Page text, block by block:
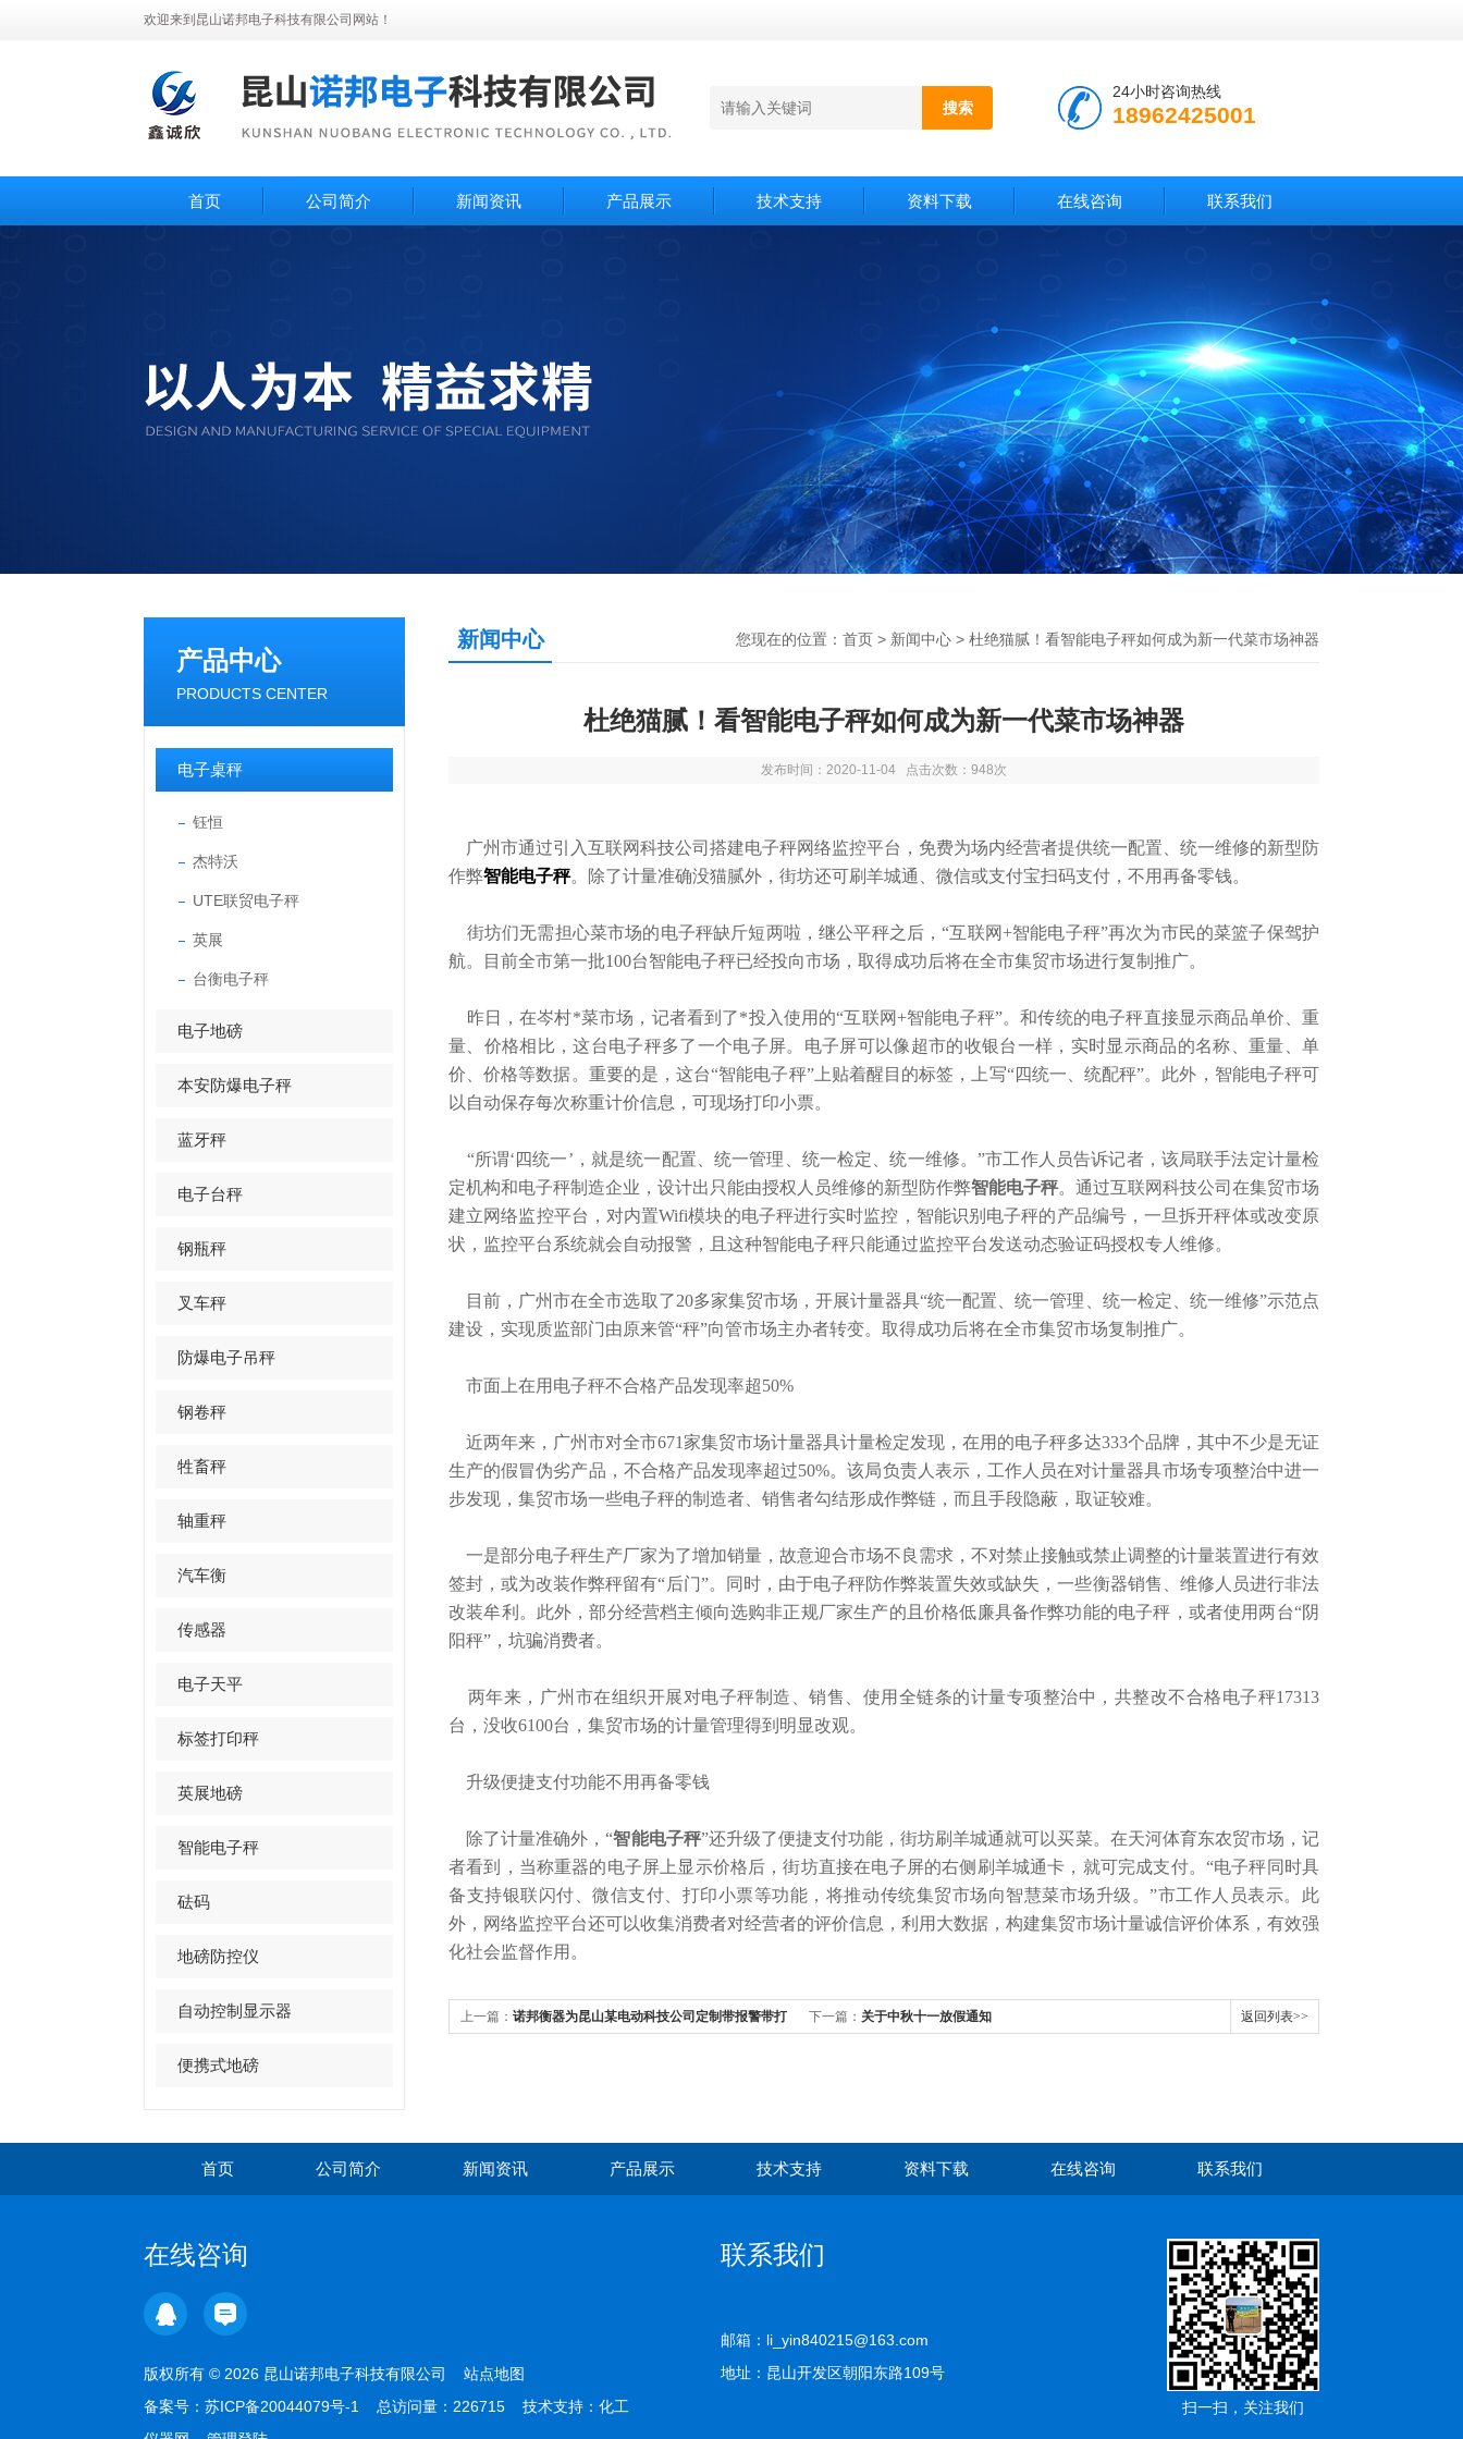
欢迎来到昆山诺邦电子科技有限公司网站！
24小时咨询热线
18962425001
首页 公司简介 新闻资讯 产品展示 技术支持 资料下载 在线咨询 联系我们
产品中心
PRODUCTS CENTER
电子桌秤
钰恒
杰特沃
UTE联贸电子秤
英展
台衡电子秤
电子地磅
本安防爆电子秤
蓝牙秤
电子台秤
钢瓶秤
叉车秤
防爆电子吊秤
钢卷秤
牲畜秤
轴重秤
汽车衡
传感器
电子天平
标签打印秤
英展地磅
智能电子秤
砝码
地磅防控仪
自动控制显示器
便携式地磅
新闻中心 您现在的位置： 首页 > 新闻中心 > 杜绝猫腻！看智能电子秤如何成为新一代菜市场神器
杜绝猫腻！看智能电子秤如何成为新一代菜市场神器
发布时间：2020-11-04 点击次数：948次
广州市通过引入互联网科技公司搭建电子秤网络监控平台，免费为场内经营者提供统一配置、统一维修的新型防
作弊智能电子秤。除了计量准确没猫腻外，街坊还可刷羊城通、微信或支付宝扫码支付，不用再备零钱。
街坊们无需担心菜市场的电子秤缺斤短两啦，继公平秤之后，“互联网+智能电子秤”再次为市民的菜篮子保驾护
航。目前全市第一批100台智能电子秤已经投向市场，取得成功后将在全市集贸市场进行复制推广。
昨日，在岑村*菜市场，记者看到了*投入使用的“互联网+智能电子秤”。和传统的电子秤直接显示商品单价、重
量、价格相比，这台电子秤多了一个电子屏。电子屏可以像超市的收银台一样，实时显示商品的名称、重量、单
价、价格等数据。重要的是，这台“智能电子秤”上贴着醒目的标签，上写“四统一、统配秤”。此外，智能电子秤可
以自动保存每次称重计价信息，可现场打印小票。
“所谓‘四统一’，就是统一配置、统一管理、统一检定、统一维修。”市工作人员告诉记者，该局联手法定计量检
定机构和电子秤制造企业，设计出只能由授权人员维修的新型防作弊智能电子秤。通过互联网科技公司在集贸市场
建立网络监控平台，对内置Wifi模块的电子秤进行实时监控，智能识别电子秤的产品编号，一旦拆开秤体或改变原
状，监控平台系统就会自动报警，且这种智能电子秤只能通过监控平台发送动态验证码授权专人维修。
目前，广州市在全市选取了20多家集贸市场，开展计量器具“统一配置、统一管理、统一检定、统一维修”示范点
建设，实现质监部门由原来管“秤”向管市场主办者转变。取得成功后将在全市集贸市场复制推广。
市面上在用电子秤不合格产品发现率超50%
近两年来，广州市对全市671家集贸市场计量器具计量检定发现，在用的电子秤多达333个品牌，其中不少是无证
生产的假冒伪劣产品，不合格产品发现率超过50%。该局负责人表示，工作人员在对计量器具市场专项整治中进一
步发现，集贸市场一些电子秤的制造者、销售者勾结形成作弊链，而且手段隐蔽，取证较难。
一是部分电子秤生产厂家为了增加销量，故意迎合市场不良需求，不对禁止接触或禁止调整的计量装置进行有效
签封，或为改装作弊秤留有“后门”。同时，由于电子秤防作弊装置失效或缺失，一些衡器销售、维修人员进行非法
改装牟利。此外，部分经营档主倾向选购非正规厂家生产的且价格低廉具备作弊功能的电子秤，或者使用两台“阴
阳秤”，坑骗消费者。
两年来，广州市在组织开展对电子秤制造、销售、使用全链条的计量专项整治中，共整改不合格电子秤17313
台，没收6100台，集贸市场的计量管理得到明显改观。
升级便捷支付功能不用再备零钱
除了计量准确外，“智能电子秤”还升级了便捷支付功能，街坊刷羊城通就可以买菜。在天河体育东农贸市场，记
者看到，当称重器的电子屏上显示价格后，街坊直接在电子屏的右侧刷羊城通卡，就可完成支付。“电子秤同时具
备支持银联闪付、微信支付、打印小票等功能，将推动传统集贸市场向智慧菜市场升级。”市工作人员表示。此
外，网络监控平台还可以收集消费者对经营者的评价信息，利用大数据，构建集贸市场计量诚信评价体系，有效强
化社会监督作用。
上一篇： 诺邦衡器为昆山某电动科技公司定制带报警带打 下一篇： 关于中秋十一放假通知 返回列表>>
首页 公司简介 新闻资讯 产品展示 技术支持 资料下载 在线咨询 联系我们
在线咨询
版权所有 © 2026 昆山诺邦电子科技有限公司 站点地图
备案号： 苏ICP备20044079号-1 总访问量：226715 技术支持： 化工
联系我们
邮箱：li_yin840215@163.com
地址：昆山开发区朝阳东路109号
扫一扫，关注我们